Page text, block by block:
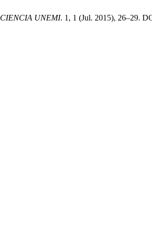
CIENCIA UNEMI. 1, 1 (Jul. 2015), 26–29.